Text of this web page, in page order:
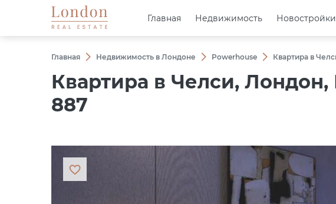
Главная Недвижимость Новостройки
Главная Недвижимость Новостройки
Главная Недвижимость в Лондоне Powerhouse Квартира в
Квартира в Челси, Лондон,
887